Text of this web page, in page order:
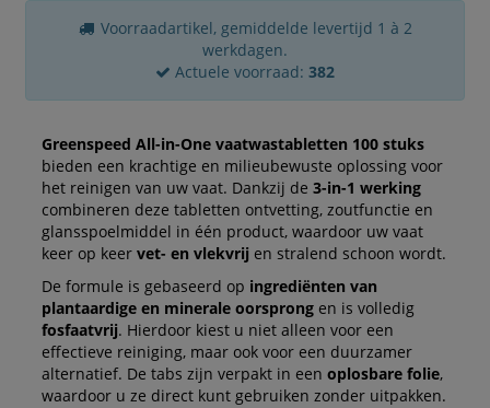
Voorraadartikel, gemiddelde levertijd 1 à 2
werkdagen.
Actuele voorraad: 382
Greenspeed All-in-One vaatwastabletten 100 stuks
bieden een krachtige en milieubewuste oplossing voor
het reinigen van uw vaat. Dankzij de 3-in-1 werking
combineren deze tabletten ontvetting, zoutfunctie en
glansspoelmiddel in één product, waardoor uw vaat
keer op keer vet- en vlekvrij en stralend schoon wordt.
De formule is gebaseerd op ingrediënten van
plantaardige en minerale oorsprongen is volledig
fosfaatvrij. Hierdoor kiest u niet alleen voor een
effectieve reiniging, maar ook voor een duurzamer
alternatief. De tabs zijn verpakt in een oplosbare folie,
waardoor u ze direct kunt gebruiken zonder uitpakken.